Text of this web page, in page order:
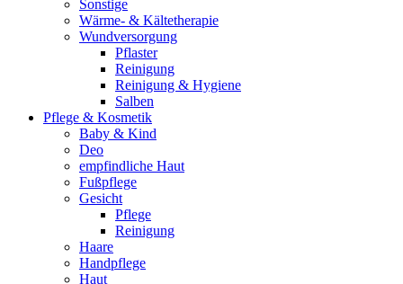
Sonstige
Wärme- & Kältetherapie
Wundversorgung
Pflaster
Reinigung
Reinigung & Hygiene
Salben
Pflege & Kosmetik
Baby & Kind
Deo
empfindliche Haut
Fußpflege
Gesicht
Pflege
Reinigung
Haare
Handpflege
Haut